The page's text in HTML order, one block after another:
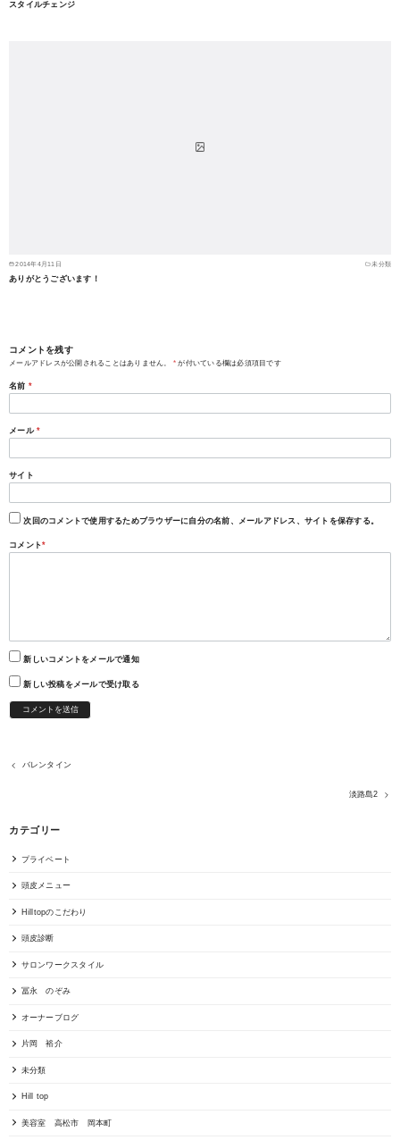
スタイルチェンジ
2014年4月11日 未分類
ありがとうございます！
コメントを残す
メールアドレスが公開されることはありません。 * が付いている欄は必須項目です
名前 *
メール *
サイト
次回のコメントで使用するためブラウザーに自分の名前、メールアドレス、サイトを保存する。
コメント*
新しいコメントをメールで通知
新しい投稿をメールで受け取る
バレンタイン
淡路島2
カテゴリー
プライベート
頭皮メニュー
Hilltopのこだわり
頭皮診断
サロンワークスタイル
冨永 のぞみ
オーナーブログ
片岡 裕介
未分類
Hill top
美容室 高松市 岡本町